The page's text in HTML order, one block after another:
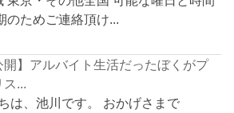
のためご連絡頂け...
開】アルバイト生活だったぼくがプ
ス...
は、池川です。 おかげさまで